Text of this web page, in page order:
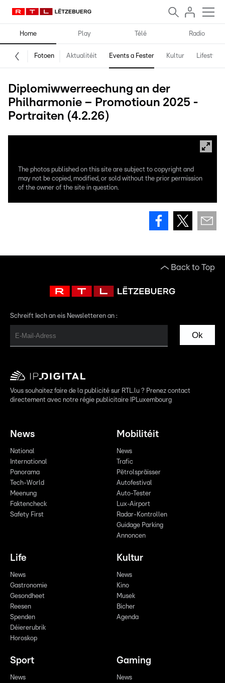
Home Play Télé Radio
Fotoen Aktualitéit Events a Fester Kultur Lifestyle
Diplomiwwerreechung an der
Philharmonie – Promotioun 2025 -
Portraiten (4.2.26)
The photos published on this site are subject to copyright and
may not be copied, modified, or sold without the prior permission
of the owner of the site in question.
Back to Top
Schreift Iech an eis Newsletteren an :
Ok
Vous souhaitez faire de la publicité sur RTL.lu ? Prenez contact
directement avec notre régie publicitaire IPLuxembourg
News
National
International
Panorama
Tech-World
Meenung
Faktencheck
Safety First
Mobilitéit
News
Trafic
Pëtrolspräisser
Autofestival
Auto-Tester
Lux-Airport
Radar-Kontrollen
Guidage Parking
Annoncen
Life
News
Gastronomie
Gesondheet
Reesen
Spenden
Déiererubrik
Horoskop
Kultur
News
Kino
Musek
Bicher
Agenda
Sport
News
Gaming
News